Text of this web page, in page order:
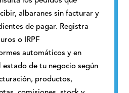
albaranes sin facturar y
de pagar. Registra
o IRPF
automáticos y en
estado de tu negocio según
productos,